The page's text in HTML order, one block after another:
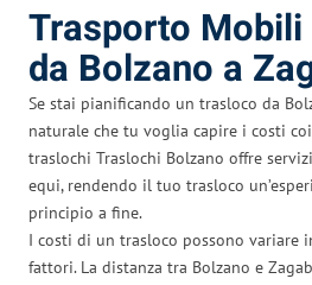
Trasporto
da Bolzano a
Se stai pianificando un trasloco da
naturale che tu voglia capire i costi
traslochi Traslochi Bolzano offre
equi, rendendo il tuo trasloco
principio a fine.
I costi di un trasloco possono variare
fattori. La distanza tra Bolzano e